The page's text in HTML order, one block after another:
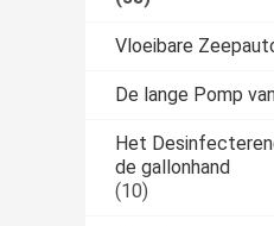
Vloeibare
De lange Pomp
Het
de gallonhand
(10)